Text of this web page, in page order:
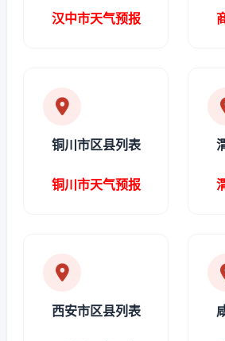
汉中市天气预报
铜川市区县列表
铜川市天气预报
西安市区县列表